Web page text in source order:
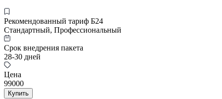
Рекомендованный тариф Б24
Стандартный, Профессиональный
Срок внедрения пакета
28-30 дней
Цена
99000
Купить